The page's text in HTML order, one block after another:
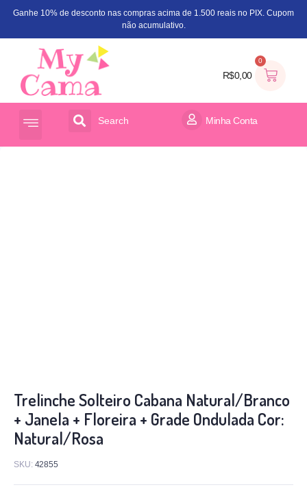
Ganhe 10% de desconto nas compras acima de 1.500 reais no PIX. Cupom
não acumulativo.
R$0,00
0
Search Minha Conta
Trelinche Solteiro Cabana Natural/Branco
+ Janela + Floreira + Grade Ondulada Cor:
Natural/Rosa
SKU: 42855